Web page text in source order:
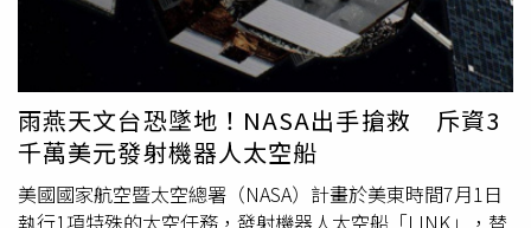
費、私立大專校院學生學雜費補助，每年補助私立大專校院
學生3萬5,000元，並另外提供經濟弱勢學生每年1萬5,000元
到2萬元的補助。不論孩子出生在哪一個家庭，政府都有責
任幫助任何想讀書的孩子有書可讀；孩子透過教育取得專業
知識，改善個人生活，個人生活好，國家社會也會跟著好。
最後，賴清德提到，針對國民年金及老農津貼，從今年7月
起，每人每月可以分別領取5千元及1萬元。並強調，人民是
國家的主人，在經濟進步，稅收增加的情況下，政府會將增
唱〈忘情森巴舞〉與〈派對動物〉，草蜢透露明年一月將在
台北舉辦演唱會，並邀請五月天到場同樂，蘇志威熱情地
說：「我們一月中見面好不好，聽說你們會休息一段時間，
有空嗎？」最後他們一起演唱〈失戀陣線聯盟〉，又唱又跳
讓全場氣氛嗨到最高點。
雨燕天文台恐墜地！NASA出手搶救 斥資3
千萬美元發射機器人太空船
美國國家航空暨太空總署（NASA）計畫於美東時間7月1日